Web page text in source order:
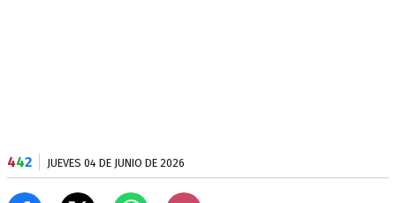
442 JUEVES 04 DE JUNIO DE 2026